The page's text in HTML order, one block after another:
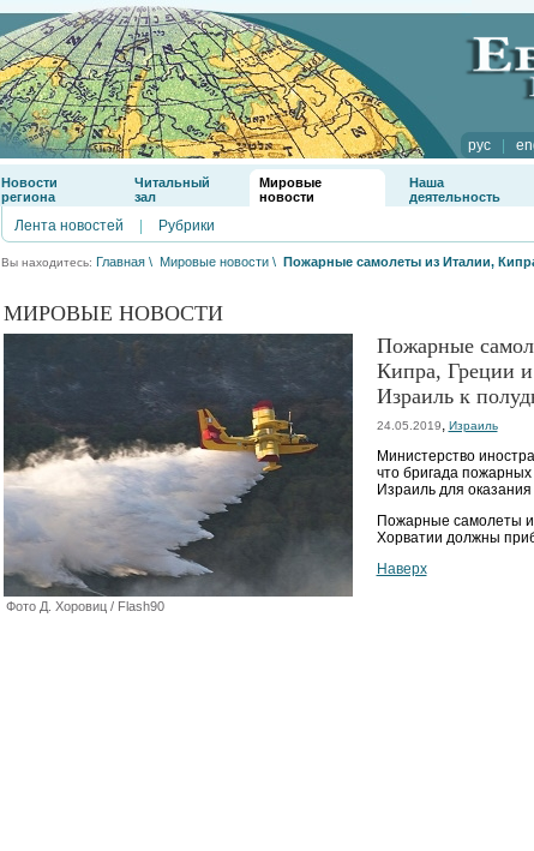
рус|
Новости
региона
Читальный
зал
Мировые
новости
Наша
деятельность
Лента новостей Рубрики
Вы находитесь: Главная \ Мировые новости \ Пожарные самолеты из Италии,
МИРОВЫЕ НОВОСТИ
Фото Д. Хоровиц / Flash90
Пожарные
Кипра, Греции
Израиль к
24.05.2019, Израиль
Министерство
что бригада
Израиль для
Пожарные самолеты
Хорватии должны
Наверх